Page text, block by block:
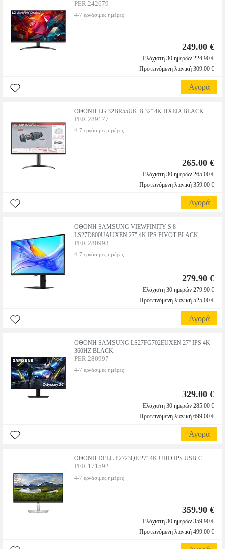
PER.242679
4-7 εργάσιμες ημέρες
249.00 €
Ελάχιστη 30 ημερών 224.90 €
Προτεινόμενη λιανική 309.00 €
Αγορά
ΟΘΟΝΗ LG 32BR55UK-B 32'' 4K ΗΧΕΙΑ BLACK
PER.289177
4-7 εργάσιμες ημέρες
265.00 €
Ελάχιστη 30 ημερών 265.00 €
Προτεινόμενη λιανική 359.00 €
Αγορά
ΟΘΟΝΗ SAMSUNG VIEWFINITY S 8
LS27D800UAUXEN 27" 4K IPS PIVOT BLACK
PER.280993
4-7 εργάσιμες ημέρες
279.90 €
Ελάχιστη 30 ημερών 279.90 €
Προτεινόμενη λιανική 525.00 €
Αγορά
ΟΘΟΝΗ SAMSUNG LS27FG702EUXEN 27'' IPS 4K
360HZ BLACK
PER.280997
4-7 εργάσιμες ημέρες
329.00 €
Ελάχιστη 30 ημερών 285.00 €
Προτεινόμενη λιανική 699.00 €
Αγορά
ΟΘΟΝΗ DELL P2723QE 27'' 4K UHD IPS USB-C
PER.171592
4-7 εργάσιμες ημέρες
359.90 €
Ελάχιστη 30 ημερών 359.90 €
Προτεινόμενη λιανική 499.00 €